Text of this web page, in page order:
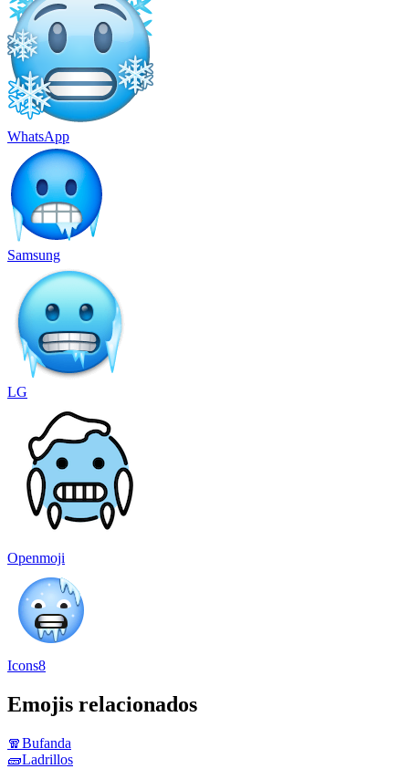
WhatsApp
Samsung
LG
Openmoji
Icons8
Emojis relacionados
🧣Bufanda
🧱Ladrillos